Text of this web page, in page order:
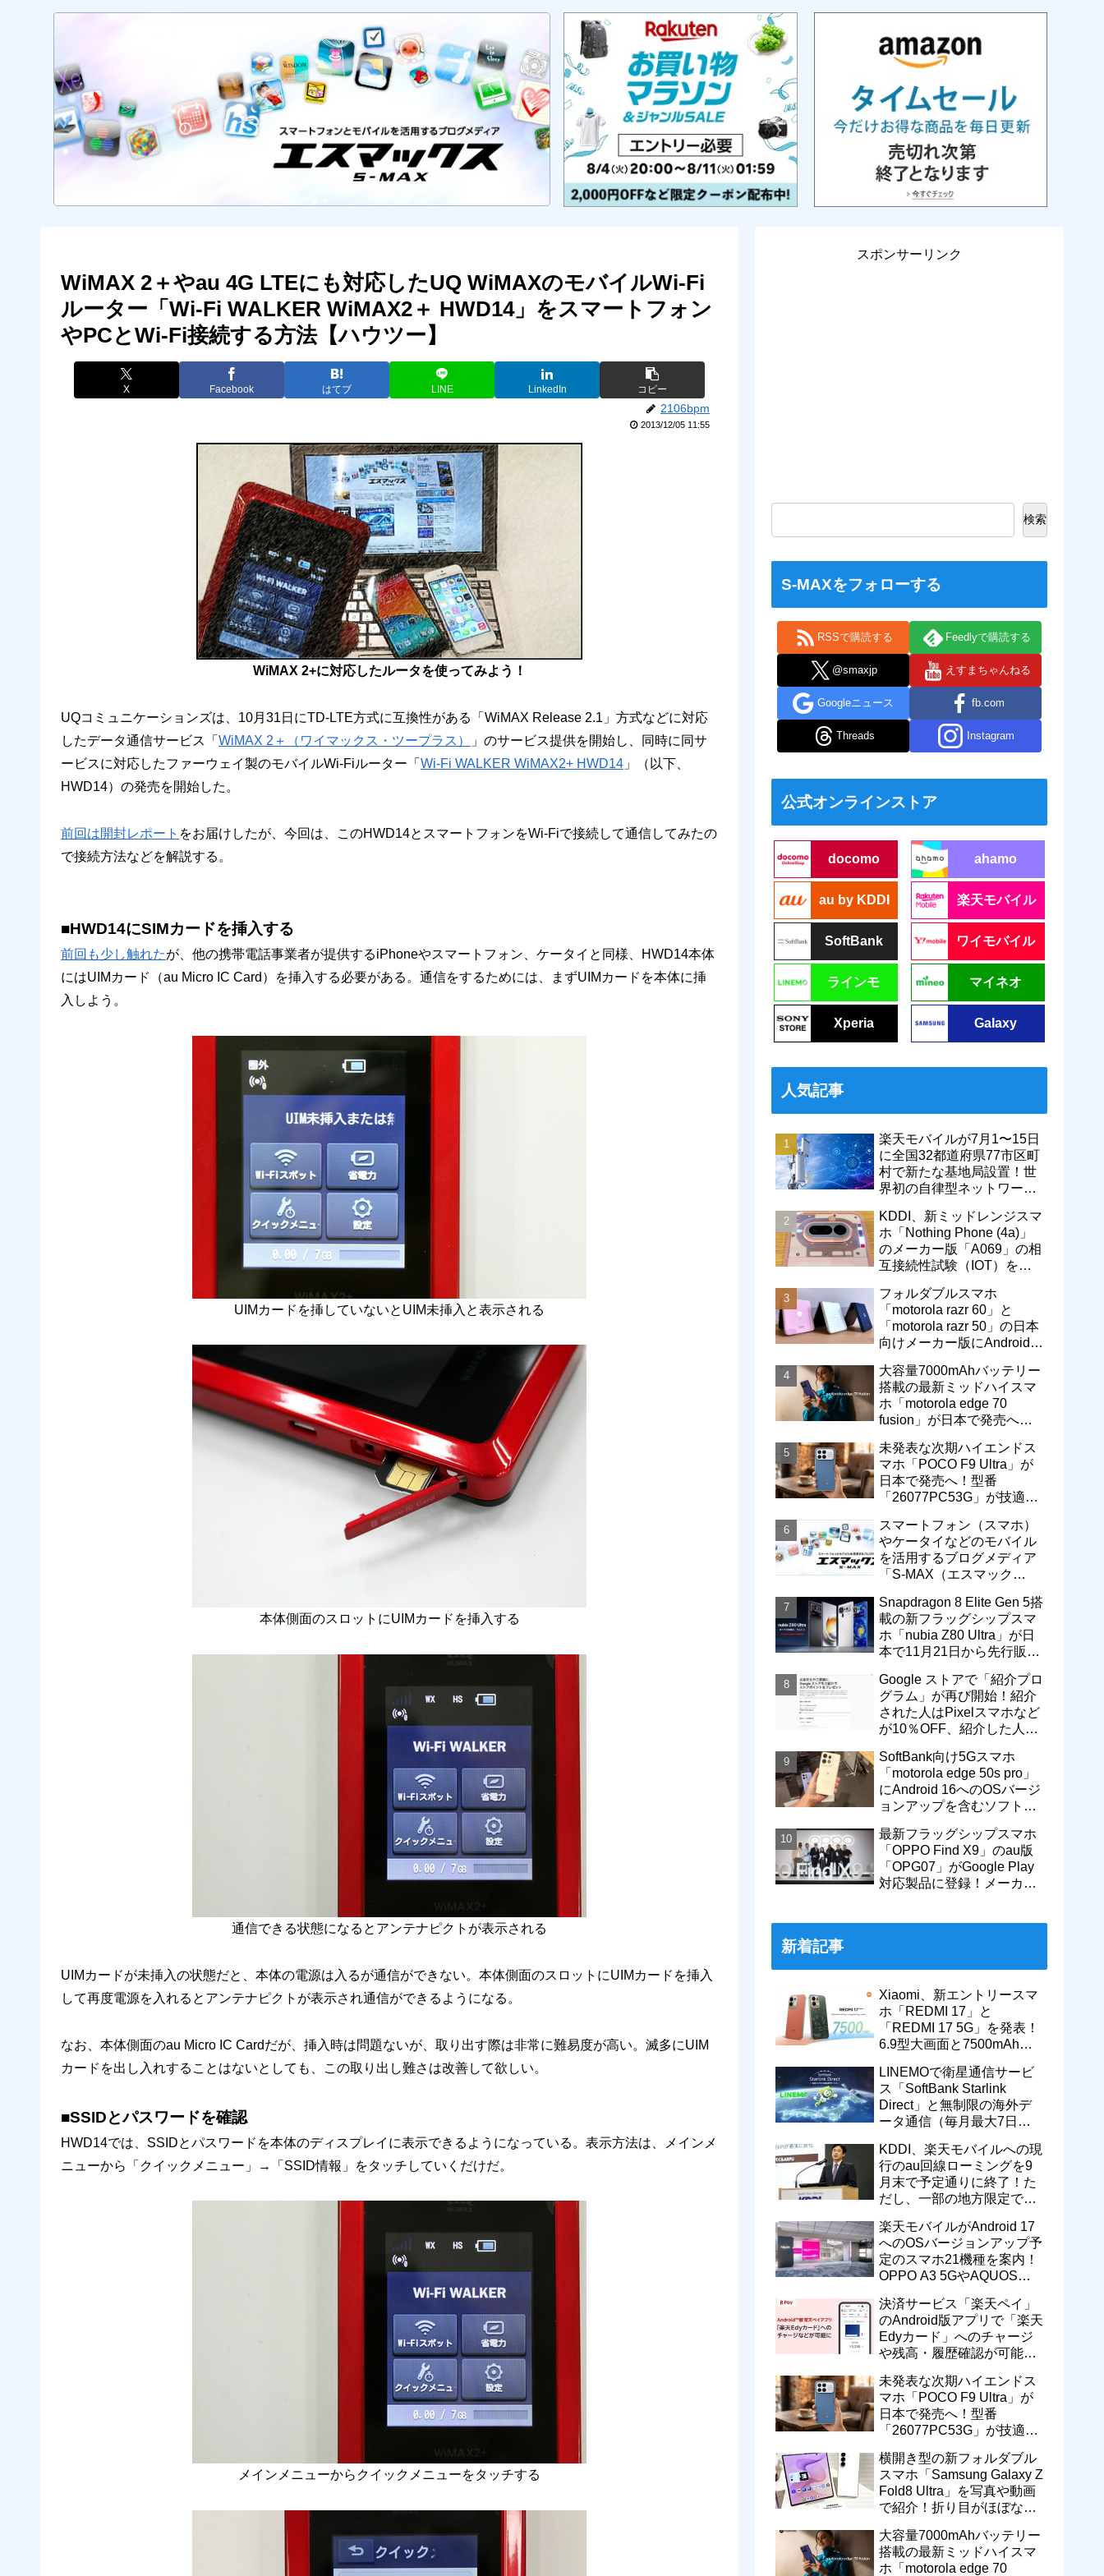
WiMAX 2＋やau 4G LTEにも対応したUQ WiMAXのモバイルWi-Fi
ルーター「Wi-Fi WALKER WiMAX2＋ HWD14」をスマートフォン
やPCとWi-Fi接続する方法【ハウツー】
X Facebook はてブ LINE LinkedIn コピー
2106bpm
2013/12/05 11:55
WiMAX 2+に対応したルータを使ってみよう！
UQコミュニケーションズは、10月31日にTD-LTE方式に互換性がある「WiMAX Release 2.1」方式などに対応
したデータ通信サービス「 WiMAX 2＋（ワイマックス・ツープラス）
」のサービス提供を開始し、同時に同サ
ービスに対応したファーウェイ製のモバイルWi-Fiルーター「 Wi-Fi WALKER WiMAX2+ HWD14 」（以下、
HWD14）の発売を開始した。
前回は開封レポート をお届けしたが、今回は、このHWD14とスマートフォンをWi-Fiで接続して通信してみたの
で接続方法などを解説する。
■HWD14にSIMカードを挿入する
前回も少し触れたが、他の携帯電話事業者が提供するiPhoneやスマートフォン、ケータイと同様、HWD14本体
にはUIMカード（au Micro IC Card）を挿入する必要がある。通信をするためには、まずUIMカードを本体に挿
入しよう。
UIMカードを挿していないとUIM未挿入と表示される
本体側面のスロットにUIMカードを挿入する
通信できる状態になるとアンテナピクトが表示される
UIMカードが未挿入の状態だと、本体の電源は入るが通信ができない。本体側面のスロットにUIMカードを挿入
して再度電源を入れるとアンテナピクトが表示され通信ができるようになる。
なお、本体側面のau Micro IC Cardだが、挿入時は問題ないが、取り出す際は非常に難易度が高い。滅多にUIM
カードを出し入れすることはないとしても、この取り出し難さは改善して欲しい。
■SSIDとパスワードを確認
HWD14では、SSIDとパスワードを本体のディスプレイに表示できるようになっている。表示方法は、メインメ
ニューから「クイックメニュー」→「SSID情報」をタッチしていくだけだ。
メインメニューからクイックメニューをタッチする
スポンサーリンク
検索
S-MAXをフォローする
RSSで購読する Feedlyで購読する
@smaxjp えすまちゃんねる
Googleニュース fb.com
Threads Instagram
公式オンラインストア
docomo ahamo
au by KDDI 楽天モバイル
SoftBank ワイモバイル
ラインモ マイネオ
Xperia Galaxy
人気記事
楽天モバイルが7月1〜15日
に全国32都道府県77市区町
村で新たな基地局設置！世
界初の自律型ネットワーク
通信品質も改善
KDDI、新ミッドレンジスマ
ホ「Nothing Phone (4a)」
のメーカー版「A069」の相
互接続性試験（IOT）を完
フォルダブルスマホ
「motorola razr 60」と
「motorola razr 50」の日本
向けメーカー版にAndroid
プが提供開始
大容量7000mAhバッテリー
搭載の最新ミッドハイスマ
ホ「motorola edge 70
fusion」が日本で発売へ！
過
未発表な次期ハイエンドス
マホ「POCO F9 Ultra」が
日本で発売へ！型番
「26077PC53G」が技適通
テリー搭載に
スマートフォン（スマホ）
やケータイなどのモバイル
を活用するブログメディア
「S-MAX（エスマック
Snapdragon 8 Elite Gen 5搭
載の新フラッグシップスマ
ホ「nubia Z80 Ultra」が日
本で11月21日から先行販
Google ストアで「紹介プロ
グラム」が再び開始！紹介
された人はPixelスマホなど
が10％OFF、紹介した人は
ト付与
SoftBank向け5Gスマホ
「motorola edge 50s pro」
にAndroid 16へのOSバージ
ョンアップを含むソフトウ
最新フラッグシップスマホ
「OPPO Find X9」のau版
「OPG07」がGoogle Play
対応製品に登録！メーカー
新着記事
Xiaomi、新エントリースマ
ホ「REDMI 17」と
「REDMI 17 5G」を発表！
6.9型大画面と7500mAhバ
でも発売予定
LINEMOで衛星通信サービ
ス「SoftBank Starlink
Direct」と無制限の海外デ
ータ通信（毎月最大7日
から利用可能
KDDI、楽天モバイルへの現
行のau回線ローミングを9
月末で予定通りに終了！た
だし、一部の地方限定では
維持に協力へ
楽天モバイルがAndroid 17
へのOSバージョンアップ予
定のスマホ21機種を案内！
OPPO A3 5GやAQUOS
対象
決済サービス「楽天ペイ」
のAndroid版アプリで「楽天
Edyカード」へのチャージ
や残高・履歴確認が可能
交換なども
未発表な次期ハイエンドス
マホ「POCO F9 Ultra」が
日本で発売へ！型番
「26077PC53G」が技適通
テリー搭載に
横開き型の新フォルダブル
スマホ「Samsung Galaxy Z
Fold8 Ultra」を写真や動画
で紹介！折り目がほぼない
ト】
大容量7000mAhバッテリー
搭載の最新ミッドハイスマ
ホ「motorola edge 70